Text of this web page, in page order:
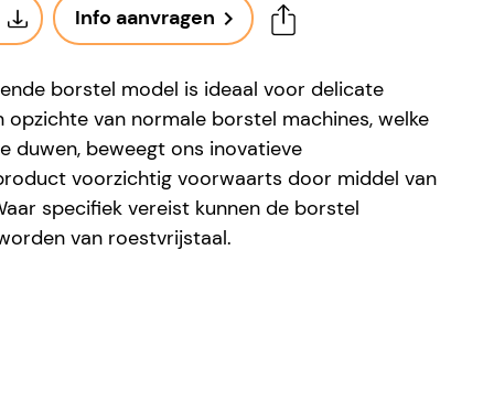
Info aanvragen navigate_next
borstel model is ideaal voor delicate
van normale borstel machines, welke
duwen, beweegt ons inovatieve
voorzichtig voorwaarts door middel van
specifiek vereist kunnen de borstel
van roestvrijstaal.